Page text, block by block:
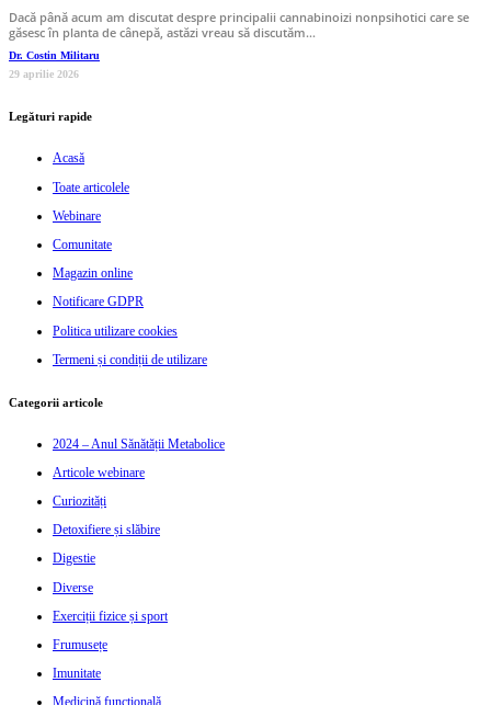
Dacă până acum am discutat despre principalii cannabinoizi nonpsihotici care se
găsesc în planta de cânepă, astăzi vreau să discutăm…
Dr. Costin Militaru
29 aprilie 2026
Legături rapide
Acasă
Toate articolele
Webinare
Comunitate
Magazin online
Notificare GDPR
Politica utilizare cookies
Termeni și condiții de utilizare
Categorii articole
2024 – Anul Sănătății Metabolice
Articole webinare
Curiozități
Detoxifiere și slăbire
Digestie
Diverse
Exerciții fizice și sport
Frumusețe
Imunitate